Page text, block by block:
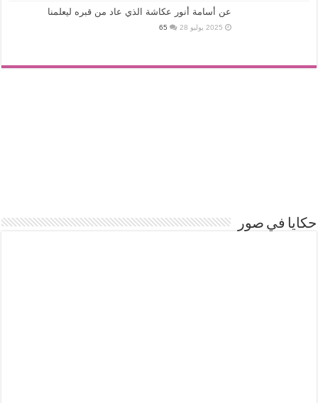
عن أسامة أنور عكاشة الذي عاد من قبره ليعلمنا
2025 يوليو 28 65
حكايا في صور